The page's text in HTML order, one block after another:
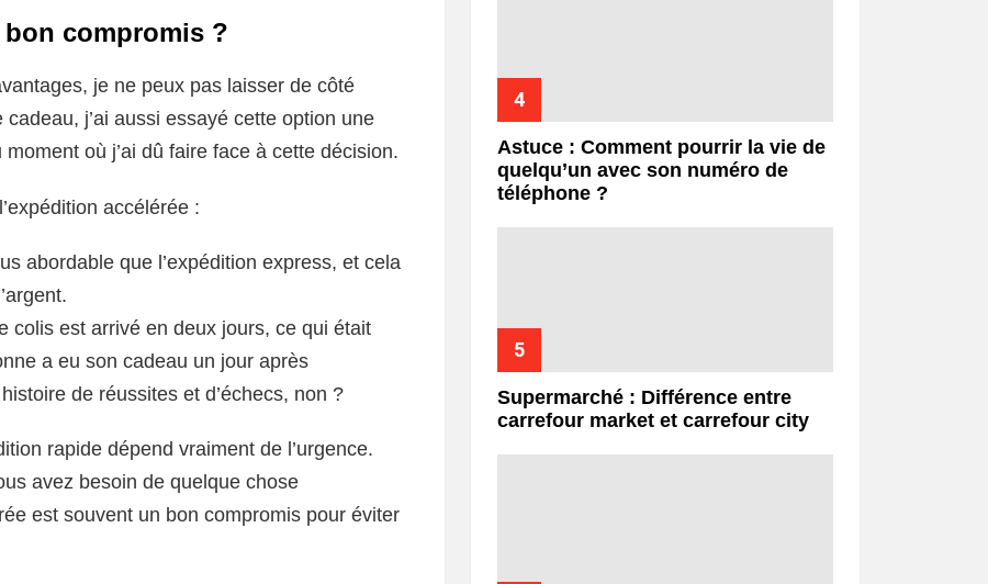
compromis ?
je ne peux pas laisser de côté
cadeau, j’ai aussi essayé cette option une
où j’ai dû faire face à cette décision.
accélérée :
abordable que l’expédition express, et cela
colis est arrivé en deux jours, ce qui était
a eu son cadeau un jour après
de réussites et d’échecs, non ?
rapide dépend vraiment de l’urgence.
avez besoin de quelque chose
est souvent un bon compromis pour éviter
Astuce : Comment pourrir la vie de
quelqu’un avec son numéro de
téléphone ?
Supermarché : Différence entre
carrefour market et carrefour city